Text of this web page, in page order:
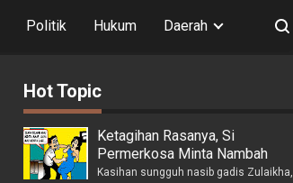
Politik Hukum Daerah
Hot Topic
Ketagihan Rasanya, Si
Permerkosa Minta Nambah
Kasihan sungguh nasib gadis Zulaikha,